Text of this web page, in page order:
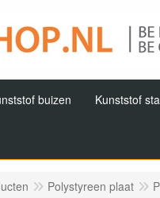
buizen Kunststof
Polystyreen plaat